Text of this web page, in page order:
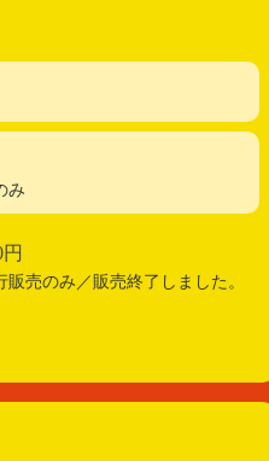
み
売のみ／販売終了しました。